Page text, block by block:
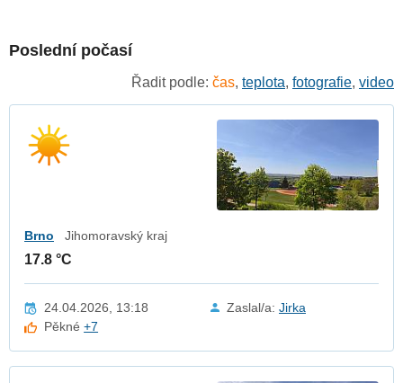
Poslední počasí
Řadit podle: čas, teplota, fotografie, video
Brno Jihomoravský kraj
17.8 °C
24.04.2026, 13:18 Zaslal/a: Jirka
Pěkné+7